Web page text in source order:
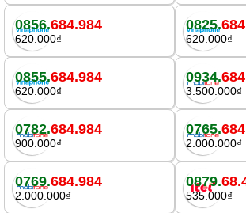
0856.684.984
620.000₫
0825.
620.000₫
0855.684.984
620.000₫
0934.
3.500.000₫
0782.684.984
900.000₫
0765.
2.000.000₫
0769.684.984
2.000.000₫
0879.
535.000₫